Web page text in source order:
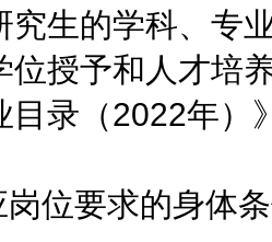
究生的学科、专
位授予和人才培
目录（2022年）
要求的身体条